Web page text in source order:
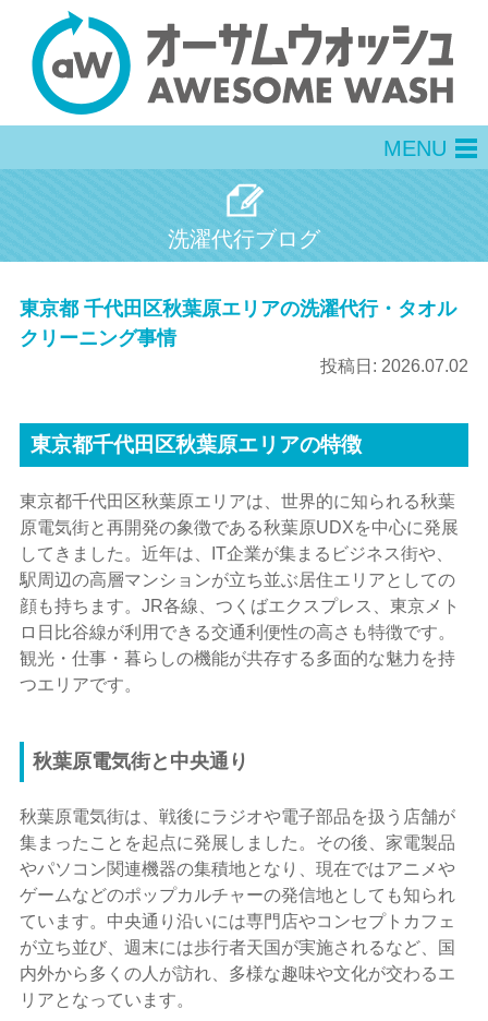
MENU
洗濯代行ブログ
東京都 千代田区秋葉原エリアの洗濯代行・タオル
クリーニング事情
投稿日: 2026.07.02
東京都千代田区秋葉原エリアの特徴
東京都千代田区秋葉原エリアは、世界的に知られる秋葉
原電気街と再開発の象徴である秋葉原UDXを中心に発展
してきました。近年は、IT企業が集まるビジネス街や、
駅周辺の高層マンションが立ち並ぶ居住エリアとしての
顔も持ちます。JR各線、つくばエクスプレス、東京メト
ロ日比谷線が利用できる交通利便性の高さも特徴です。
観光・仕事・暮らしの機能が共存する多面的な魅力を持
つエリアです。
秋葉原電気街と中央通り
秋葉原電気街は、戦後にラジオや電子部品を扱う店舗が
集まったことを起点に発展しました。その後、家電製品
やパソコン関連機器の集積地となり、現在ではアニメや
ゲームなどのポップカルチャーの発信地としても知られ
ています。中央通り沿いには専門店やコンセプトカフェ
が立ち並び、週末には歩行者天国が実施されるなど、国
内外から多くの人が訪れ、多様な趣味や文化が交わるエ
リアとなっています。